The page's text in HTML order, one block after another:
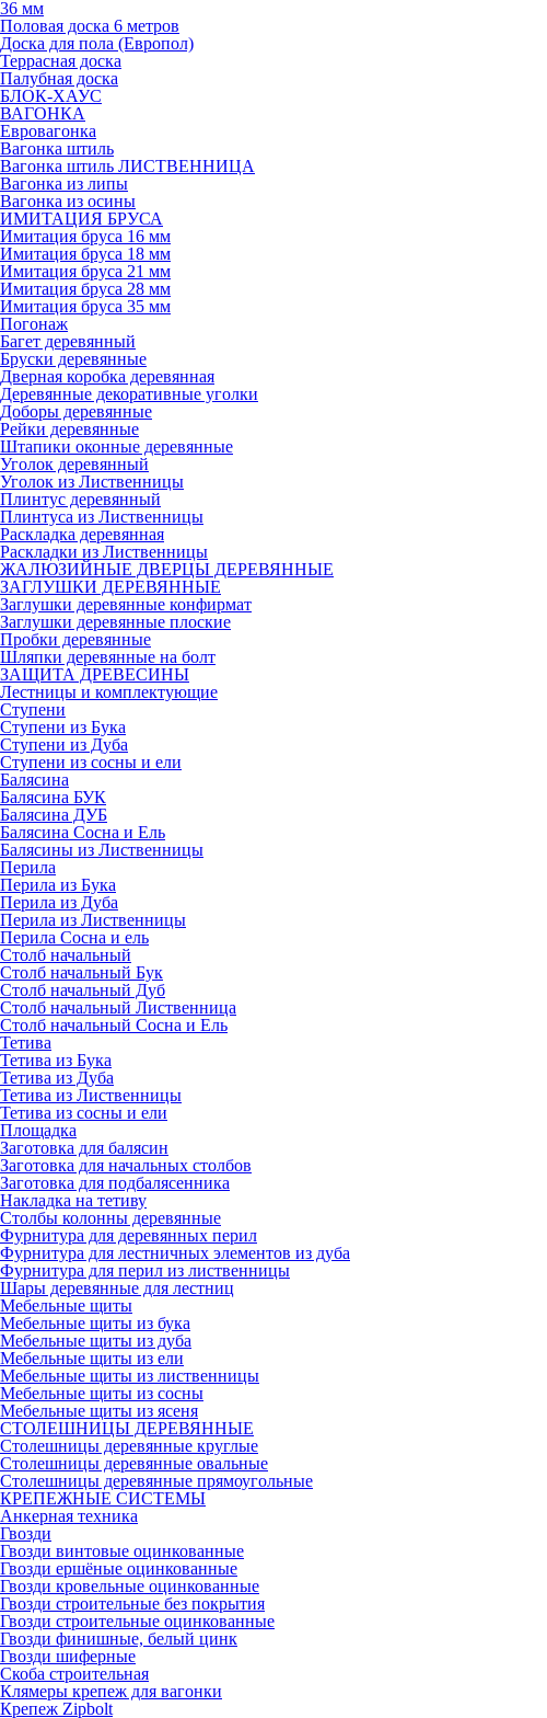
36 мм
Половая доска 6 метров
Доска для пола (Европол)
Террасная доска
Палубная доска
БЛОК-ХАУС
ВАГОНКА
Евровагонка
Вагонка штиль
Вагонка штиль ЛИСТВЕННИЦА
Вагонка из липы
Вагонка из осины
ИМИТАЦИЯ БРУСА
Имитация бруса 16 мм
Имитация бруса 18 мм
Имитация бруса 21 мм
Имитация бруса 28 мм
Имитация бруса 35 мм
Погонаж
Багет деревянный
Бруски деревянные
Дверная коробка деревянная
Деревянные декоративные уголки
Доборы деревянные
Рейки деревянные
Штапики оконные деревянные
Уголок деревянный
Уголок из Лиственницы
Плинтус деревянный
Плинтуса из Лиственницы
Раскладка деревянная
Раскладки из Лиственницы
ЖАЛЮЗИЙНЫЕ ДВЕРЦЫ ДЕРЕВЯННЫЕ
ЗАГЛУШКИ ДЕРЕВЯННЫЕ
Заглушки деревянные конфирмат
Заглушки деревянные плоские
Пробки деревянные
Шляпки деревянные на болт
ЗАЩИТА ДРЕВЕСИНЫ
Лестницы и комплектующие
Ступени
Ступени из Бука
Ступени из Дуба
Ступени из сосны и ели
Балясина
Балясина БУК
Балясина ДУБ
Балясина Сосна и Ель
Балясины из Лиственницы
Перила
Перила из Бука
Перила из Дуба
Перила из Лиственницы
Перила Сосна и ель
Столб начальный
Столб начальный Бук
Столб начальный Дуб
Столб начальный Лиственница
Столб начальный Сосна и Ель
Тетива
Тетива из Бука
Тетива из Дуба
Тетива из Лиственницы
Тетива из сосны и ели
Площадка
Заготовка для балясин
Заготовка для начальных столбов
Заготовка для подбалясенника
Накладка на тетиву
Столбы колонны деревянные
Фурнитура для деревянных перил
Фурнитура для лестничных элементов из дуба
Фурнитура для перил из лиственницы
Шары деревянные для лестниц
Мебельные щиты
Мебельные щиты из бука
Мебельные щиты из дуба
Мебельные щиты из ели
Мебельные щиты из лиственницы
Мебельные щиты из сосны
Мебельные щиты из ясеня
СТОЛЕШНИЦЫ ДЕРЕВЯННЫЕ
Столешницы деревянные круглые
Столешницы деревянные овальные
Столешницы деревянные прямоугольные
КРЕПЕЖНЫЕ СИСТЕМЫ
Анкерная техника
Гвозди
Гвозди винтовые оцинкованные
Гвозди ершёные оцинкованные
Гвозди кровельные оцинкованные
Гвозди строительные без покрытия
Гвозди строительные оцинкованные
Гвозди финишные, белый цинк
Гвозди шиферные
Скоба строительная
Клямеры крепеж для вагонки
Крепеж Zipbolt